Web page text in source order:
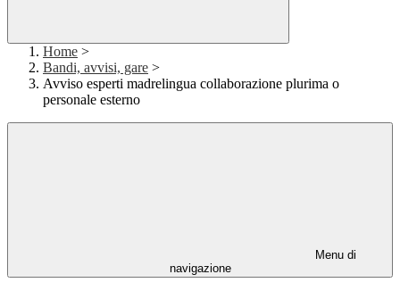
Home >
Bandi, avvisi, gare >
Avviso esperti madrelingua collaborazione plurima o
personale esterno
Menu di
navigazione